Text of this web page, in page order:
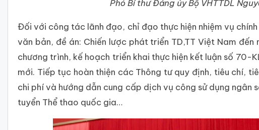
Phó Bí thư Đảng ủy Bộ VHTTDL
Đối với công tác lãnh đạo, chỉ đạo thực hiện nhiệm vụ
văn bản, đề án: Chiến lược phát triển TD,TT Việt Nam
chương trình, kế hoạch triển khai thực hiện kết luận số
mới. Tiếp tục hoàn thiện các Thông tư quy định, tiêu chí,
chi phí và hướng dẫn cung cấp dịch vụ công sử dụng ngân
tuyển Thể thao quốc gia…